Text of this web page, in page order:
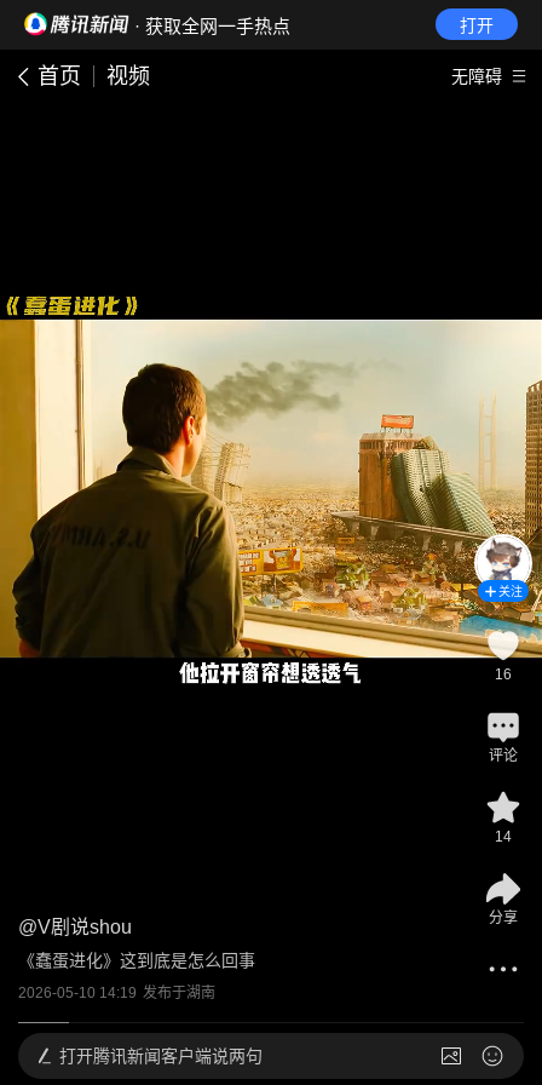
· 获取全网一手热点 打开
首页 视频 无障碍
@V剧说shou
《蠢蛋进化》这到底是怎么回事
2026-05-10 14:19 发布于湖南
关注
16
评论
14
分享
打开腾讯新闻客户端说两句